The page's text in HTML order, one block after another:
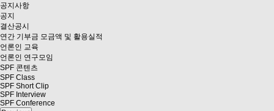
공지사항
공지
결산공시
연간 기부금 모금액 및 활용실적
언론인 교육
언론인 연구모임
SPF 콘텐츠
SPF Class
SPF Short Clip
SPF Interview
SPF Conference